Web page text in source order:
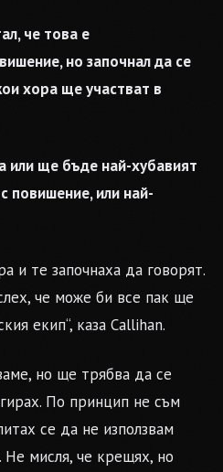
че това е
но започнал да се
хора ще участват в
или ще бъде най-хубавият
повишение, или най-
и те започнаха да говорят.
че може би все пак ще
екип“, каза Callihan.
но ще трябва да се
По принцип не съм
се да не използвам
мисля, че крещях, но